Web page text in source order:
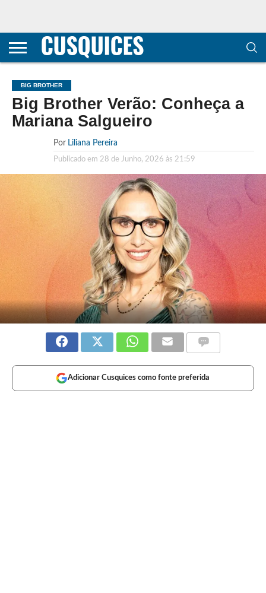
CONTACTOS
HOME
POLÍTICA DE
E COOKIES
SOBRE
TERMOS E
TRANSPARÊNCIA
METODOLOGIA
BIG BROTHER
Big Brother Verão: Conheça a
Mariana Salgueiro
Por Liliana Pereira
Publicado em 28 de Junho, 2026 às 21:59
Adicionar Cusquices como fonte preferida